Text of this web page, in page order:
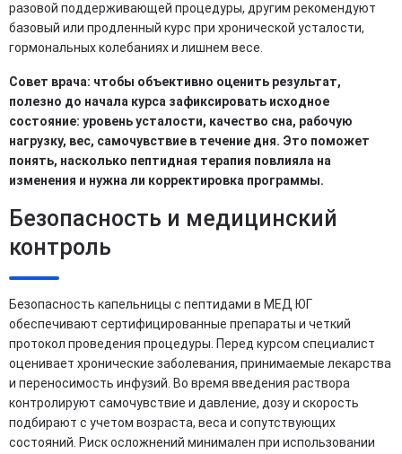
разовой поддерживающей процедуры, другим рекомендуют
базовый или продленный курс при хронической усталости,
гормональных колебаниях и лишнем весе.
Совет врача: чтобы объективно оценить результат,
полезно до начала курса зафиксировать исходное
состояние: уровень усталости, качество сна, рабочую
нагрузку, вес, самочувствие в течение дня. Это поможет
понять, насколько пептидная терапия повлияла на
изменения и нужна ли корректировка программы.
Безопасность и медицинский
контроль
Безопасность капельницы с пептидами в МЕД ЮГ
обеспечивают сертифицированные препараты и четкий
протокол проведения процедуры. Перед курсом специалист
оценивает хронические заболевания, принимаемые лекарства
и переносимость инфузий. Во время введения раствора
контролируют самочувствие и давление, дозу и скорость
подбирают с учетом возраста, веса и сопутствующих
состояний. Риск осложнений минимален при использовании